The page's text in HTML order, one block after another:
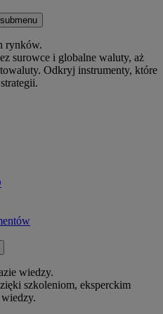
rynków.
surowce i globalne waluty, aż
Odkryj instrumenty, które
wiedzy.
szkoleniom, eksperckim